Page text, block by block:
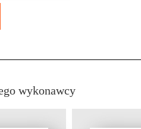
wykonawcy